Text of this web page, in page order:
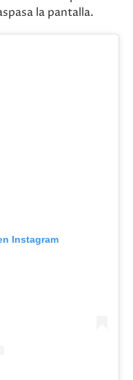
la pantalla.
Instagram